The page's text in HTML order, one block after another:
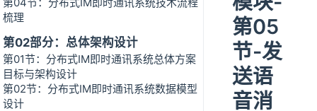
梳理
第02部分：总体架构设计
第01节：分布式IM即时通讯系统总体方案
目标与架构设计
第02节：分布式IM即时通讯系统数据模型
设计
第05
节-发
送语
音消